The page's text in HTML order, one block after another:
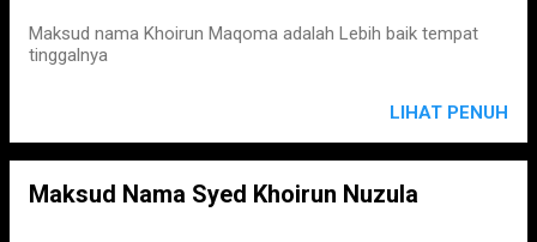
Maksud nama Khoirun Maqoma adalah Lebih baik tempat
tinggalnya
LIHAT PENUH
Maksud Nama Syed Khoirun Nuzula